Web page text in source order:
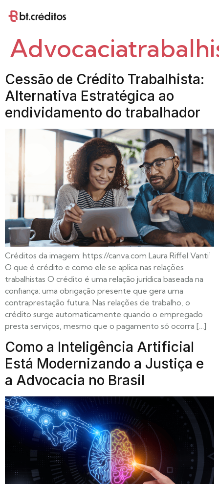
Tag:
Cessão de Crédito Trabalhista:
Alternativa Estratégica ao
endividamento do trabalhador
Créditos da imagem: https://canva.com Laura Riffel Vanti¹
O que é crédito e como ele se aplica nas relações
trabalhistas O crédito é uma relação jurídica baseada na
confiança: uma obrigação presente que gera uma
contraprestação futura. Nas relações de trabalho, o
crédito surge automaticamente quando o empregado
presta serviços, mesmo que o pagamento só ocorra […]
Como a Inteligência Artificial
Está Modernizando a Justiça e
a Advocacia no Brasil